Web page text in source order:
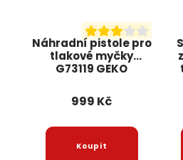
Náhradní pistole pro
tlakové myčky
G73119 GEKO
999 Kč